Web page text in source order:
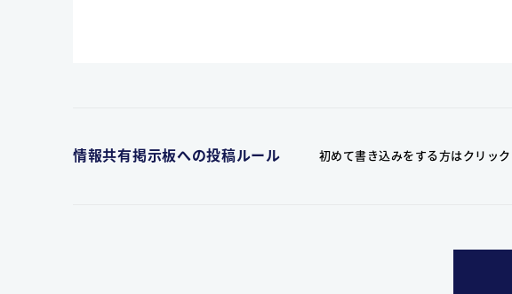
情報共有掲示板への投稿ルール 初めて書き込みをする方はクリッ